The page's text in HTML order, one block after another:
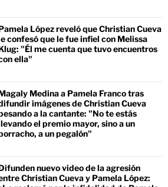
López reveló que Christian Cueva
confesó que le fue infiel con Melissa
"Él me cuenta que tuvo encuentros
ella"
Medina a Pamela Franco tras
imágenes de Christian Cueva
a la cantante: "No te estás
el premio mayor, sino a un
a un pegalón"
nuevo video de la agresión
Christian Cueva y Pamela López: